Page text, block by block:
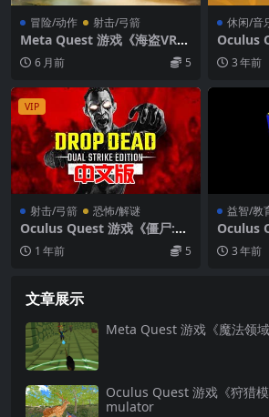
冒险/动作 射击/弓箭
Meta Quest 游戏《海盗VR：
骷髅旗》Pirates VR: Jolly Ro
ger6 月前 5
休闲/音
Oculus
蜂》3 年前
VIP
射击/弓箭 恐怖/解谜
Oculus Quest 游戏《僵尸:双
重打击 汉化中文版》Drop De
ad: Dual Strike Edition
1 年前 5
益智/教
Oculus
方VR》
游戏下载
3 年前
文章展示
Meta Quest 游戏《魔法领
Oculus Quest 游戏《狩猎
mulator